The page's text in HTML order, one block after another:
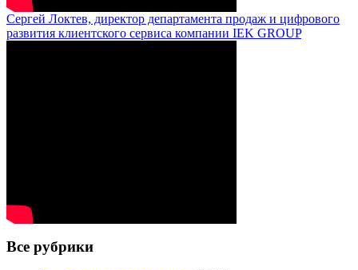
Сергей Локтев, директор департамента продаж и цифрового
развития клиентского сервиса компании IEK GROUP
Все рубрики